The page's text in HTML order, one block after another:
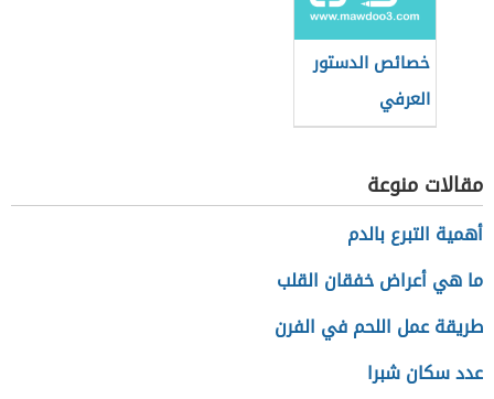
خصائص الدستور
العرفي
مقالات منوعة
أهمية التبرع بالدم
ما هي أعراض خفقان القلب
طريقة عمل اللحم في الفرن
عدد سكان شبرا